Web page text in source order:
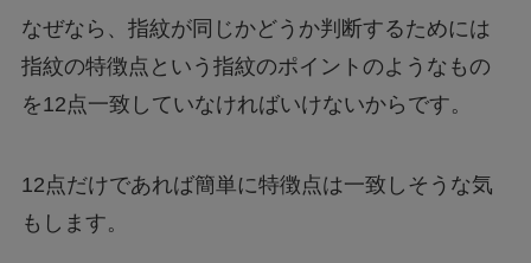
なぜなら、指紋が同じかどうか判断するためには
指紋の特徴点という指紋のポイントのようなもの
を12点一致していなければいけないからです。
12点だけであれば簡単に特徴点は一致しそうな気
もします。